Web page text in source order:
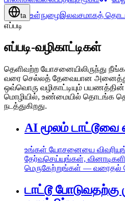
ta உள்நுழைஇலவசமாகத்
எப்படி
எப்படி-வழிகாட்டிகள்
தெளிவற்ற யோசனையிலிருந்து
வரை செல்லத் தேவையான
ஒவ்வொரு வழிகாட்டியும் பயணத்தின்
மொழியில், உண்மையில் தொடங்க
நடத்துகிறது.
AI மூலம் டாட்டூவை
உங்கள் யோசனையை
தேர்வுசெய்யுங்கள்,
மெருகேற்றுங்கள் — வரைதல்
டாட்டூ